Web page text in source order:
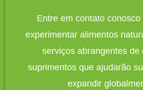
Entre em contato
experimentar alimentos
serviços abrangentes de
suprimentos que ajudarão
expandir